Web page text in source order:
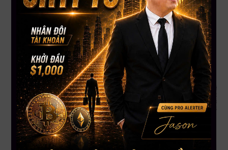
Tình hình hiện tại
Break out trên khung tuần, có dấu hiệu dòng tiền lớn (big
money) tham gia.
Biểu đồ cho thấy mô hình double bottom đẹp.
Dự đoán ngắn hạn/dài hạn
Ngắn hạn: Target trước mắt là 2.50 – 2.55 USD.
Dài hạn: Nếu lực tốt, có thể lên tới 2.75 USD.